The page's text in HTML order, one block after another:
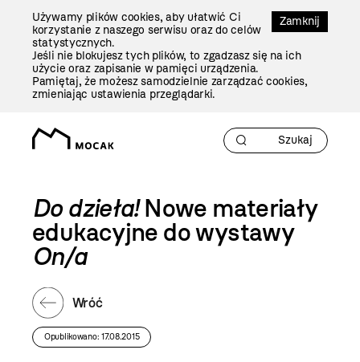
Zamknij
Używamy plików cookies, aby ułatwić Ci
korzystanie z naszego serwisu oraz do celów
statystycznych.
Jeśli nie blokujesz tych plików, to zgadzasz się na ich
użycie oraz zapisanie w pamięci urządzenia.
Pamiętaj, że możesz samodzielnie zarządzać cookies,
zmieniając ustawienia przeglądarki.
Do dzieła!Nowe materiały
edukacyjne do wystawy
On/a
Wróć
Opublikowano: 17.08.2015